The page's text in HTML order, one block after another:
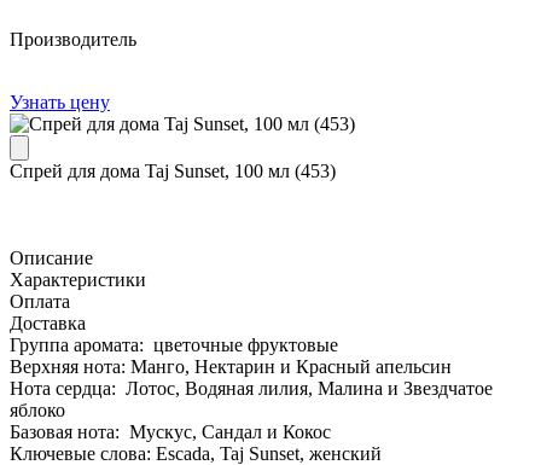
Производитель
Узнать цену
Спрей для дома Taj Sunset, 100 мл (453)
Описание
Характеристики
Оплата
Доставка
Группа аромата: цветочные фруктовые
Верхняя нота: Манго, Нектарин и Красный апельсин
Нота сердца: Лотос, Водяная лилия, Малина и Звездчатое
яблоко
Базовая нота: Мускус, Сандал и Кокос
Ключевые слова: Escada, Taj Sunset, женский